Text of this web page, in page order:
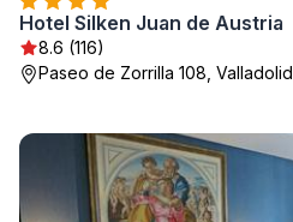
Hotel Silken Juan de Austria
8.6 (116)
Paseo de Zorrilla 108, Valladolid